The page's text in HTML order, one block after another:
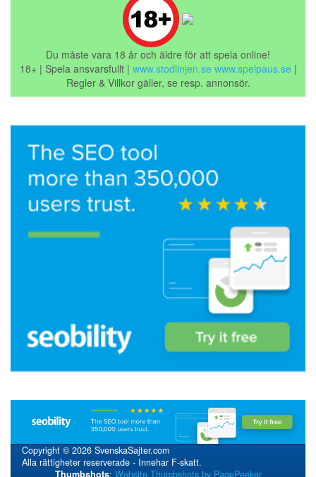
Du måste vara 18 år och äldre för att spela online!
18+ | Spela ansvarsfullt | www.stodlinjen.se www.spelpaus.se |
Regler & Villkor gäller, se resp. annonsör.
Copyright © 2026 SvenskaSajter.com
Alla rättigheter reserverade - Innehar F-skatt.
Thumbshots: Website Thumbshots by PagePeeker